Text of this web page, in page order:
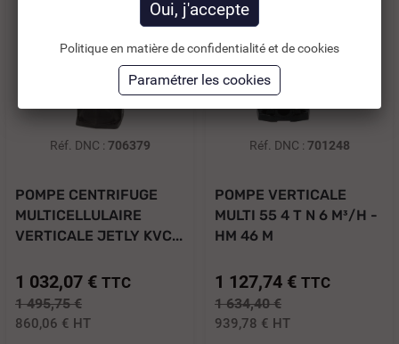
Réf. DNC : 706379
POMPE CENTRIFUGE
MULTICELLULAIRE
VERTICALE JETLY KVC...
1 032,07 € TTC
1 495,75 €
860,06 € HT
Réf. DNC : 701248
POMPE VERTICALE
MULTI 55 4 T N 6 M³/H -
HM 46 M
1 127,74 € TTC
1 634,40 €
939,78 € HT
Politique en matière de confidentialité et de cookies